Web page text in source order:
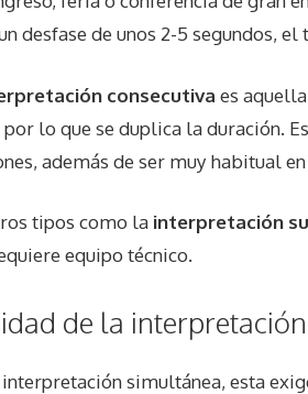
desfase de unos 2-5 segundos,
consecutiva es
lo que se duplica la duración.
además de ser muy habitual
tipos como la interpretación
equipo técnico.
de la
simultánea, esta